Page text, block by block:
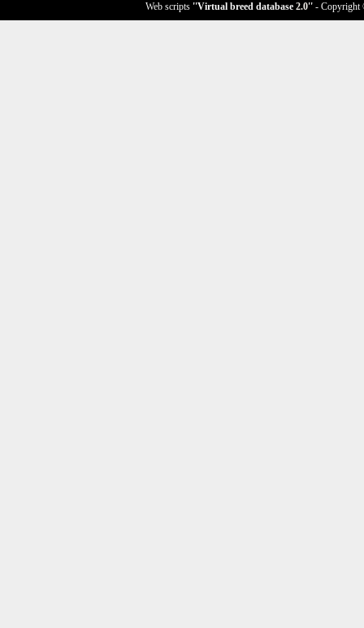
Web scripts ''Virtual breed database 2.0'' - Copyright